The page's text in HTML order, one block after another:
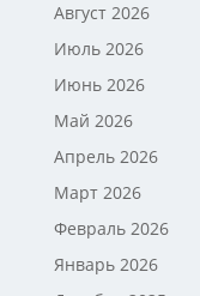
Август 2026
Июль 2026
Июнь 2026
Май 2026
Апрель 2026
Март 2026
Февраль 2026
Январь 2026